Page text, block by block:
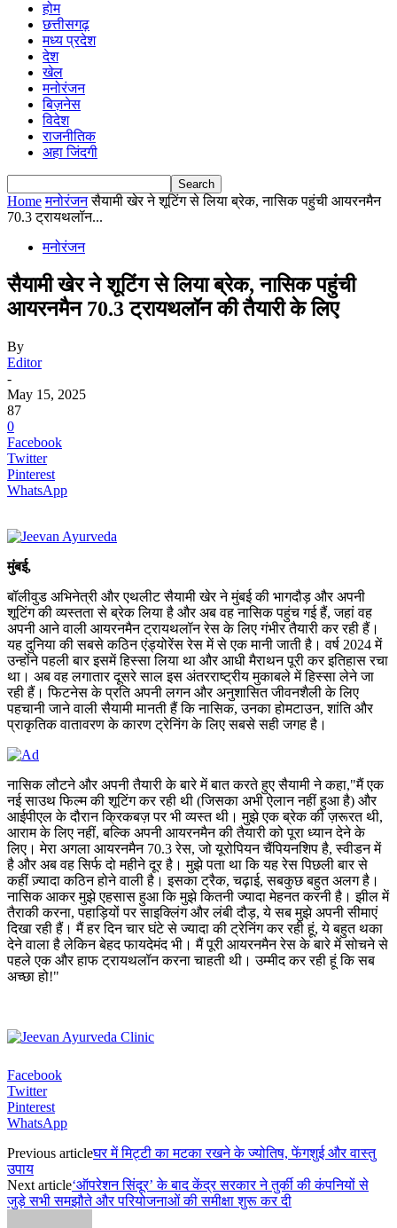
होम
छत्तीसगढ़
मध्य प्रदेश
देश
खेल
मनोरंजन
बिज़नेस
विदेश
राजनीतिक
अहा जिंदगी
Home मनोरंजन सैयामी खेर ने शूटिंग से लिया ब्रेक, नासिक पहुंची आयरनमैन
70.3 ट्रायथलॉन...
मनोरंजन
सैयामी खेर ने शूटिंग से लिया ब्रेक, नासिक पहुंची
आयरनमैन 70.3 ट्रायथलॉन की तैयारी के लिए
By
Editor
-
May 15, 2025
87
0
Facebook
Twitter
Pinterest
WhatsApp
मुंबई,
बॉलीवुड अभिनेत्री और एथलीट सैयामी खेर ने मुंबई की भागदौड़ और अपनी
शूटिंग की व्यस्तता से ब्रेक लिया है और अब वह नासिक पहुंच गई हैं, जहां वह
अपनी आने वाली आयरनमैन ट्रायथलॉन रेस के लिए गंभीर तैयारी कर रही हैं।
यह दुनिया की सबसे कठिन एंड्योरेंस रेस में से एक मानी जाती है। वर्ष 2024 में
उन्होंने पहली बार इसमें हिस्सा लिया था और आधी मैराथन पूरी कर इतिहास रचा
था। अब वह लगातार दूसरे साल इस अंतरराष्ट्रीय मुकाबले में हिस्सा लेने जा
रही हैं। फिटनेस के प्रति अपनी लगन और अनुशासित जीवनशैली के लिए
पहचानी जाने वाली सैयामी मानती हैं कि नासिक, उनका होमटाउन, शांति और
प्राकृतिक वातावरण के कारण ट्रेनिंग के लिए सबसे सही जगह है।
नासिक लौटने और अपनी तैयारी के बारे में बात करते हुए सैयामी ने कहा,"मैं एक
नई साउथ फिल्म की शूटिंग कर रही थी (जिसका अभी ऐलान नहीं हुआ है) और
आईपीएल के दौरान क्रिकबज़ पर भी व्यस्त थी। मुझे एक ब्रेक की ज़रूरत थी,
आराम के लिए नहीं, बल्कि अपनी आयरनमैन की तैयारी को पूरा ध्यान देने के
लिए। मेरा अगला आयरनमैन 70.3 रेस, जो यूरोपियन चैंपियनशिप है, स्वीडन में
है और अब वह सिर्फ दो महीने दूर है। मुझे पता था कि यह रेस पिछली बार से
कहीं ज़्यादा कठिन होने वाली है। इसका ट्रैक, चढ़ाई, सबकुछ बहुत अलग है।
नासिक आकर मुझे एहसास हुआ कि मुझे कितनी ज्यादा मेहनत करनी है। झील में
तैराकी करना, पहाड़ियों पर साइक्लिंग और लंबी दौड़, ये सब मुझे अपनी सीमाएं
दिखा रही हैं। मैं हर दिन चार घंटे से ज्यादा की ट्रेनिंग कर रही हूं, ये बहुत थका
देने वाला है लेकिन बेहद फायदेमंद भी। मैं पूरी आयरनमैन रेस के बारे में सोचने से
पहले एक और हाफ ट्रायथलॉन करना चाहती थी। उम्मीद कर रही हूं कि सब
अच्छा हो!"
Facebook
Twitter
Pinterest
WhatsApp
Previous articleघर में मिट्टी का मटका रखने के ज्योतिष, फेंगशुई और वास्तु
उपाय
Next article‘ऑपरेशन सिंदूर’ के बाद केंद्र सरकार ने तुर्की की कंपनियों से
जुड़े सभी समझौते और परियोजनाओं की समीक्षा शुरू कर दी